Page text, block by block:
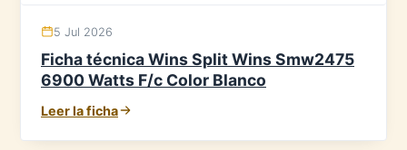
5 Jul 2026
Ficha técnica Wins Split Wins Smw2475
6900 Watts F/c Color Blanco
Leer la ficha